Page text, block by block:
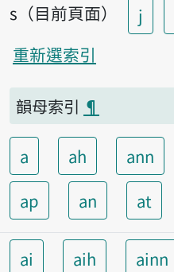
s（目前頁面）
j
重新選索引
韻母索引 ¶
a ah ann
ap
an at
ai aih ainn